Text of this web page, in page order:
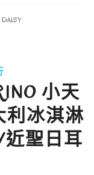
DAISY
小天
利冰淇淋
聖日耳